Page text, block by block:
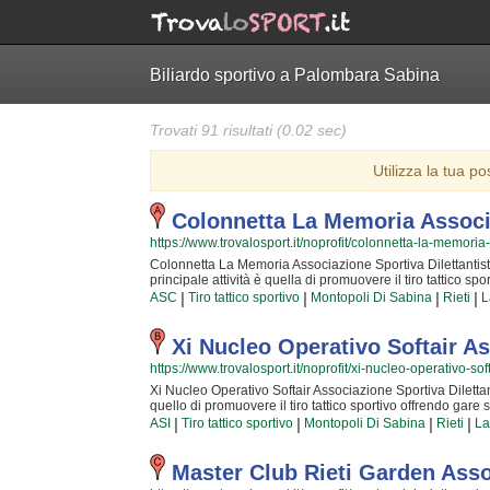
Biliardo sportivo a Palombara Sabina
Trovati 91 risultati (0.02 sec)
Utilizza la tua
Colonnetta La Memoria
https://www.trovalosport.it/noprofit/colonnetta-la-
Colonnetta La Memoria Associazione Sportiva
principale attività è quella di promuovere il tiro tattico
L'attività è incentrata sia sullo sviluppo delle capacità
che si acquisiscono quotidianamente affrontando sfide
della zona e sono capaci di trasmettere quelle qualità in
fin dalla sua nascita. La passione, i sacrifici e la
rendono il tiro tattico sportivo uno sport unico e da cui si
Sportiva Dilettantistica è una grande famiglia in cui
ideale. Se vuoi iscriverti o semplicemente avere più
cliccando sul bottone "Contattaci" presente nella pagina.
ASC | Tiro tattico sportivo | Montopoli Di Sabina | Rieti |
Xi Nucleo Operativo Softair
https://www.trovalosport.it/noprofit/xi-nucleo-operativo-
Xi Nucleo Operativo Softair Associazione Sportiva
quello di promuovere il tiro tattico sportivo offrendo gare
sia sul miglioramento delle capacità motorie e fisiche
acquisiscono quotidianamente affrontando sfide
zona e sono capaci di trasmettere quelle qualità in cui
dalla sua genesi. La passione, i sacrifici e la continua
rendono il tiro tattico sportivo uno sport unico e da cui si
ASI | Tiro tattico sportivo | Montopoli Di Sabina | Rieti |
Master Club Rieti Garden